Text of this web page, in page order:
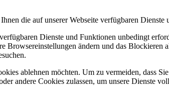
die auf unserer Webseite verfügbaren
Dienste und Funktionen unbedingt
Browsereinstellungen ändern und das
ablehnen möchten. Um zu vermeiden, dass
andere Cookies zulassen, um unsere Dienste